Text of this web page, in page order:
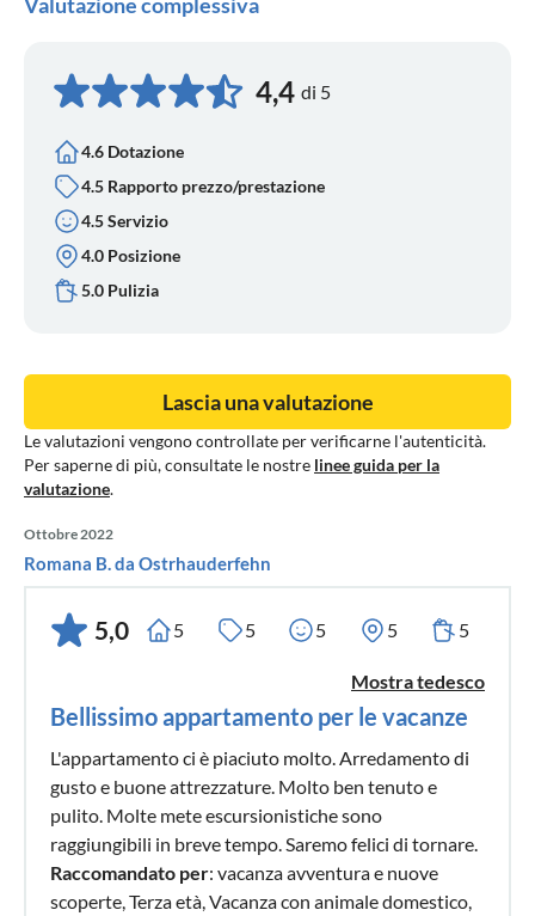
4,4 di 5
4.6 Dotazione
4.5 Rapporto prezzo/prestazione
4.5 Servizio
4.0 Posizione
5.0 Pulizia
Le valutazioni vengono controllate per verificarne l'autenticità.
Per saperne di più, consultate le nostre linee guida per la
valutazione.
Lascia una valutazione
Ottobre 2022
Romana B. da Ostrhauderfehn
5,0 5 5 5 5 5
Mostra tedesco
Bellissimo appartamento per le vacanze
L'appartamento ci è piaciuto molto. Arredamento di
gusto e buone attrezzature. Molto ben tenuto e
pulito. Molte mete escursionistiche sono
raggiungibili in breve tempo. Saremo felici di tornare.
Raccomandato per: vacanza avventura e nuove
scoperte, Terza età, Vacanza con animale domestico,